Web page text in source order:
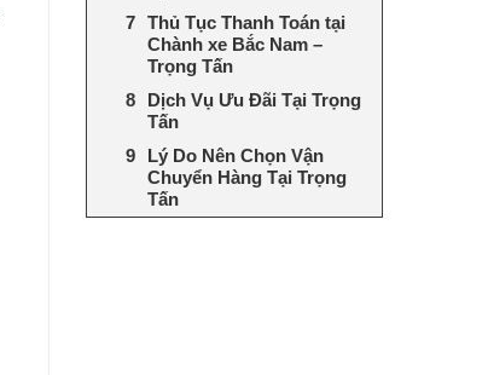
Thủ Tục Thanh Toán tại
Chành xe Bắc Nam –
Trọng Tấn
Dịch Vụ Ưu Đãi Tại Trọng
Tấn
Lý Do Nên Chọn Vận
Chuyển Hàng Tại Trọng
Tấn